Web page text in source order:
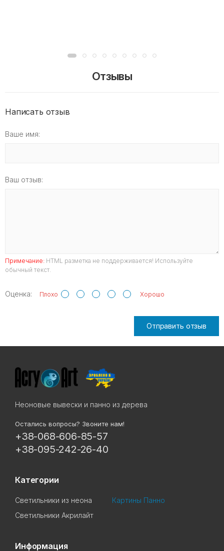
Отзывы
Написать отзыв
Ваше имя:
Ваш отзыв:
Примечание: HTML разметка не поддерживается! Используйте
обычный текст.
Оценка: Плохо Хорошо
Отправить отзыв
Неоновые вывески и панно из дерева
Остались вопросы? Звоните нам!
+38-068-606-85-57
+38-095-242-26-40
Категории
Светильники из неона
Картины Панно
Светильники Акрилайт
Информация